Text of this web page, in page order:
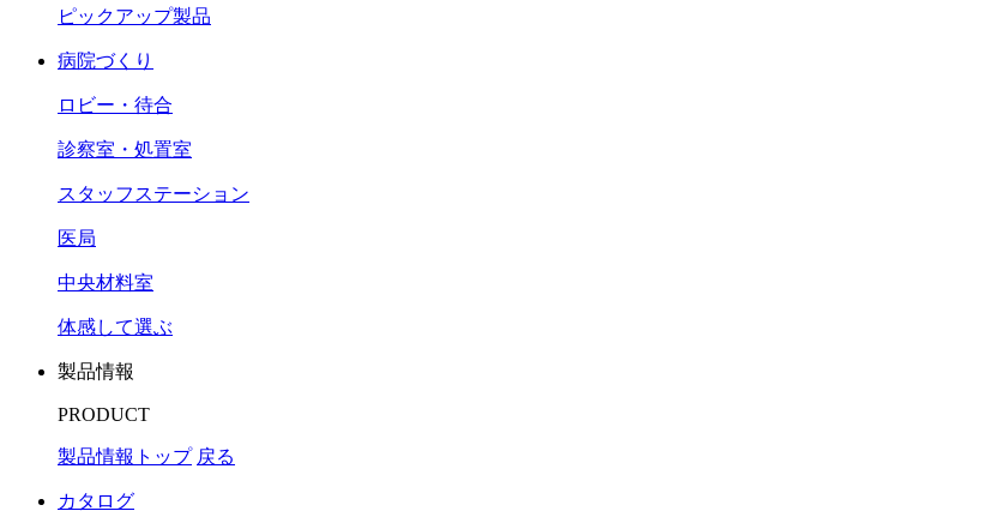
ピックアップ製品
病院づくり
ロビー・待合
診察室・処置室
スタッフステーション
医局
中央材料室
体感して選ぶ
製品情報
PRODUCT
製品情報トップ 戻る
カタログ